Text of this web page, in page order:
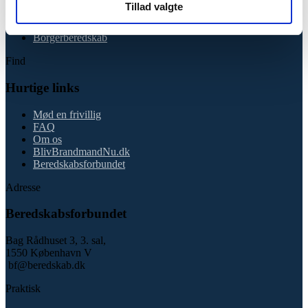
Tillad valgte
Se fagområder
Borgerberedskab
Find
Hurtige links
Mød en frivillig
FAQ
Om os
BlivBrandmandNu.dk
Beredskabsforbundet
Adresse
Beredskabsforbundet
Bag Rådhuset 3, 3. sal,
1550 København V
bf@beredskab.dk
Praktisk